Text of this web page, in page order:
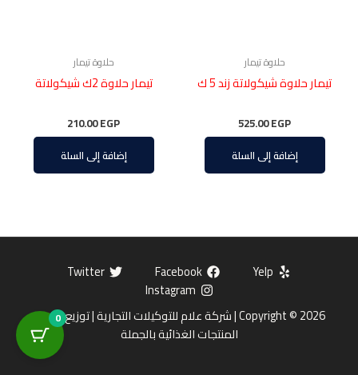
حلاوة تيمار
تيمار حلاوة شيكولاتة زند 5 ك
525.00EGP
إضافة إلى السلة
حلاوة تيمار
تيمار حلاوة 2ك شيكولاتة
210.00EGP
إضافة إلى السلة
Yelp
Facebook
Twitter
Instagram
Copyright © 2026 | شركة علام للتوكيلات التجارية | توزيع وتوريد
المنتجات الغذائية بالجملة
0